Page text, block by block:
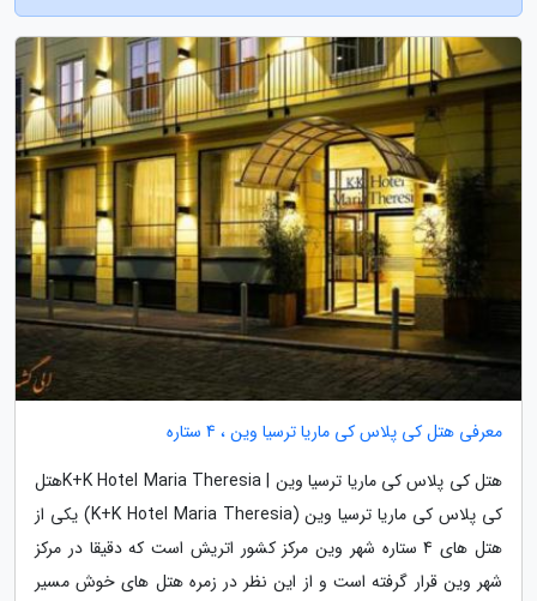
معرفی هتل کی پلاس کی ماریا ترسیا وین ، 4 ستاره
هتل کی پلاس کی ماریا ترسیا وین | K+K Hotel Maria Theresiaهتل
کی پلاس کی ماریا ترسیا وین (K+K Hotel Maria Theresia) یکی از
هتل های 4 ستاره شهر وین مرکز کشور اتریش است که دقیقا در مرکز
شهر وین قرار گرفته است و از این نظر در زمره هتل های خوش مسیر